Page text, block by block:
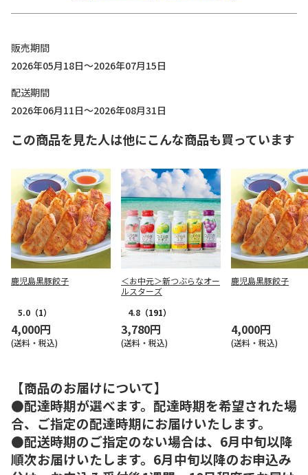
販売期間
2026年05月18日～2026年07月15日
配送期間
2026年06月11日～2026年08月31日
この商品を見た人は他にこんな商品も買っています
鹿児島黒豚餃子
5.0 （1）
4,000円
(送料・税込)
＜お中元＞新つぶらなオー
ルスターズ
4.8 （191）
3,780円
(送料・税込)
鹿児島黒豚餃子
4,000円
(送料・税込)
【商品のお届けについて】
●配達時期が選べます。配達時期を希望された場
合、ご指定の配達時期にお届けいたします。
●配送時期のご指定のない場合は、6月中旬以降
順次お届けいたします。6月中旬以降のお申込み